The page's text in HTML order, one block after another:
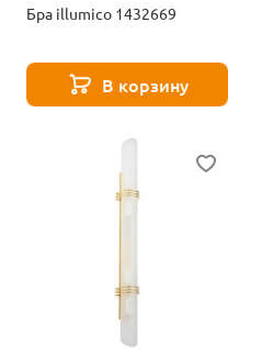
Бра illumico 1432669
В корзину